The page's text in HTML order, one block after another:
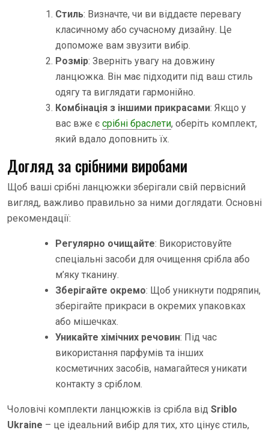
Стиль: Визначте, чи ви віддаєте перевагу
класичному або сучасному дизайну. Це
допоможе вам звузити вибір.
Розмір: Зверніть увагу на довжину
ланцюжка. Він має підходити під ваш стиль
одягу та виглядати гармонійно.
Комбінація з іншими прикрасами: Якщо у
вас вже є срібні браслети, оберіть комплект,
який вдало доповнить їх.
Догляд за срібними виробами
Щоб ваші срібні ланцюжки зберігали свій первісний
вигляд, важливо правильно за ними доглядати. Основні
рекомендації:
Регулярно очищайте: Використовуйте
спеціальні засоби для очищення срібла або
м’яку тканину.
Зберігайте окремо: Щоб уникнути подряпин,
зберігайте прикраси в окремих упаковках
або мішечках.
Уникайте хімічних речовин: Під час
використання парфумів та інших
косметичних засобів, намагайтеся уникати
контакту з сріблом.
Чоловічі комплекти ланцюжків із срібла від Sriblo
Ukraine – це ідеальний вибір для тих, хто цінує стиль,